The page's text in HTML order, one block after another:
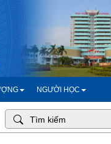
NGƯỜI HỌC